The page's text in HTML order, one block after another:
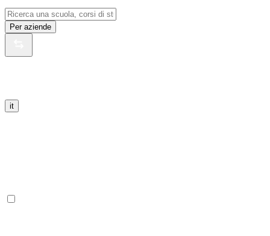
Per aziende
it